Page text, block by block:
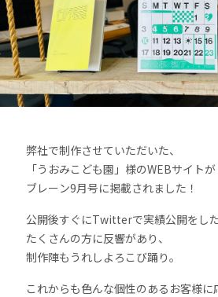
弊社で制作させていただいた、
「うおみこども園」様のWEBサイトが
ブレーン9月号に掲載されました！
公開後すぐにTwitterで実績公開をし
たくさんの方に反響があり、
制作陣もうれしよろこび踊り。
これからも色んな個性のあるお客様に